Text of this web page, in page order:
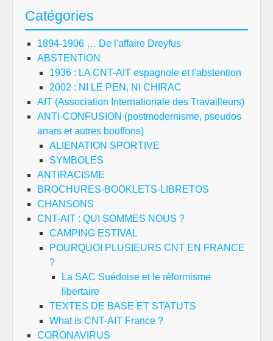
Catégories
1894-1906 … De l'affaire Dreyfus
ABSTENTION
1936 : LA CNT-AIT espagnole et l'abstention
2002 : NI LE PEN, NI CHIRAC
AIT (Association Internationale des Travailleurs)
ANTI-CONFUSION (postmodernisme, pseudos
anars et autres bouffons)
ALIENATION SPORTIVE
SYMBOLES
ANTIRACISME
BROCHURES-BOOKLETS-LIBRETOS
CHANSONS
CNT-AIT : QUI SOMMES NOUS ?
CAMPING ESTIVAL
POURQUOI PLUSIEURS CNT EN FRANCE
?
La SAC Suédoise et le réformisme
libertaire
TEXTES DE BASE ET STATUTS
What is CNT-AIT France ?
CORONAVIRUS